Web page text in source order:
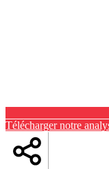
Télécharger notre